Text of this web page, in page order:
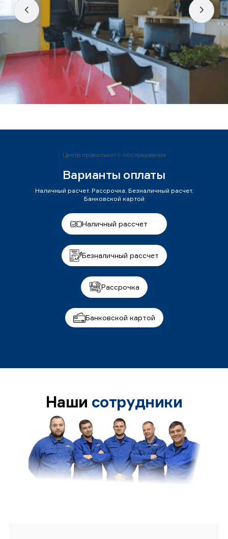
Центр правильного обслуживания
Варианты оплаты
Наличный расчет. Рассрочка. Безналичный расчет.
Банковской картой
Наличный рассчет
Безналичный рассчет
Рассрочка
Банковской картой
Наши сотрудники